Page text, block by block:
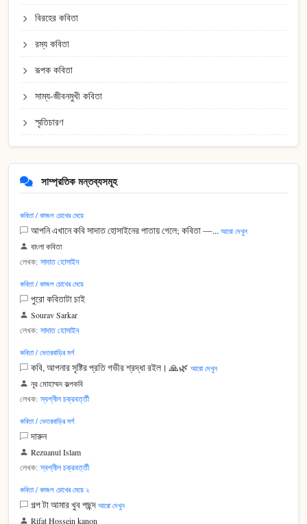
বিরহের কবিতা
রম্য কবিতা
রূপক কবিতা
সাম্য-জীবনমুখী কবিতা
স্মৃতিচারণ
সাম্প্রতিক মন্তব্যসমূহ
কবিতা / কাজল চোখের মেয়ে
আপনি এখানে কবি সাদাত হোসাইনের পাতায় গেলে; কবিতা —... আরো দেখুন
বাংলা কবিতা
লেখক: সাদাত হোসাইন
কবিতা / কাজল চোখের মেয়ে
পুরো কবিতাটা চাই
Sourav Sarkar
লেখক: সাদাত হোসাইন
কবিতা / ভেতরবাড়ির মর্গ
কবি, আপনার সৃষ্টির প্রতি গভীর শ্রদ্ধা রইল। 🙏🌿 আরো দেখুন
নূর মোহাম্মদ কল্পকবি
লেখক: স্বপ্নীল চক্রবর্ত্তী
কবিতা / ভেতরবাড়ির মর্গ
দারুন
Rezuanul Islam
লেখক: স্বপ্নীল চক্রবর্ত্তী
কবিতা / কাজল চোখের মেয়ে ২
গল্প টা আমার খুব পছন্দ আরো দেখুন
Rifat Hossein kanon